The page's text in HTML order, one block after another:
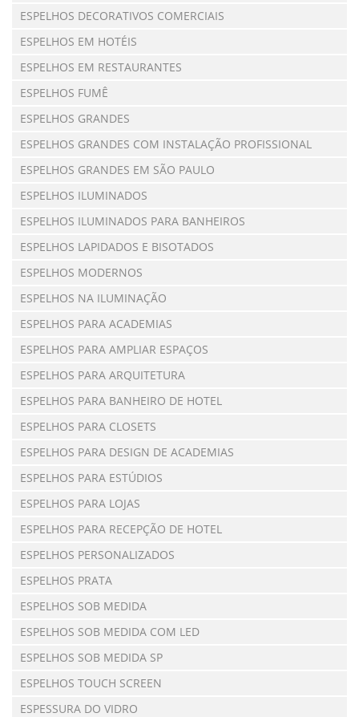
ESPELHOS DECORATIVOS COMERCIAIS
ESPELHOS EM HOTÉIS
ESPELHOS EM RESTAURANTES
ESPELHOS FUMÊ
ESPELHOS GRANDES
ESPELHOS GRANDES COM INSTALAÇÃO PROFISSIONAL
ESPELHOS GRANDES EM SÃO PAULO
ESPELHOS ILUMINADOS
ESPELHOS ILUMINADOS PARA BANHEIROS
ESPELHOS LAPIDADOS E BISOTADOS
ESPELHOS MODERNOS
ESPELHOS NA ILUMINAÇÃO
ESPELHOS PARA ACADEMIAS
ESPELHOS PARA AMPLIAR ESPAÇOS
ESPELHOS PARA ARQUITETURA
ESPELHOS PARA BANHEIRO DE HOTEL
ESPELHOS PARA CLOSETS
ESPELHOS PARA DESIGN DE ACADEMIAS
ESPELHOS PARA ESTÚDIOS
ESPELHOS PARA LOJAS
ESPELHOS PARA RECEPÇÃO DE HOTEL
ESPELHOS PERSONALIZADOS
ESPELHOS PRATA
ESPELHOS SOB MEDIDA
ESPELHOS SOB MEDIDA COM LED
ESPELHOS SOB MEDIDA SP
ESPELHOS TOUCH SCREEN
ESPESSURA DO VIDRO